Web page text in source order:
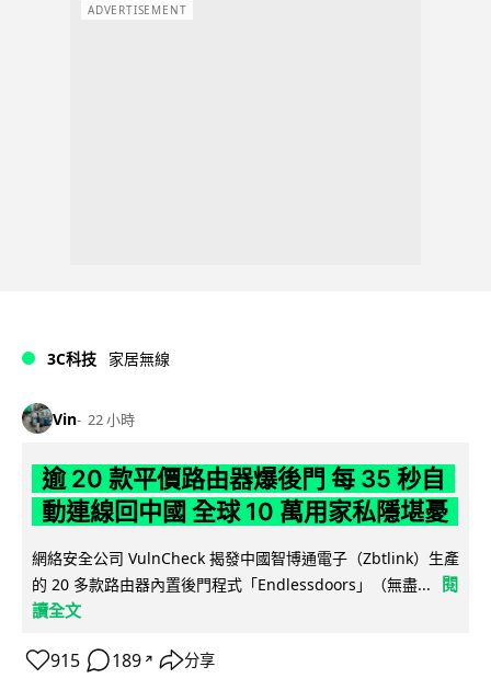
ADVERTISEMENT
3C科技 家居無線
Vin 22 小時
逾 20 款平價路由器爆後門 每 35 秒自
動連線回中國 全球 10 萬用家私隱堪憂
網絡安全公司 VulnCheck 揭發中國智博通電子（Zbtlink）生產
的 20 多款路由器內置後門程式「Endlessdoors」（無盡...
閱
讀全文
915 189 ↗ 分享